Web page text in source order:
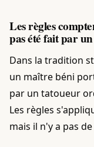
Les règles
pas été fait par
Dans la tradition
un maître béni
par un tatoueur
Les règles
mais il n'y a pas